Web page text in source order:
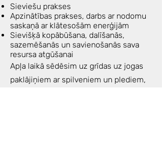
Sieviešu prakses
Apzinātības prakses, darbs ar nodomu
saskaņā ar klātesošām enerģijām
Sievišķā kopābūšana, dalīšanās,
sazemēšanās un savienošanās sava
resursa atgūšanai
Apļa laikā sēdēsim uz grīdas uz jogas
paklājiņiem ar spilveniem un plediem,